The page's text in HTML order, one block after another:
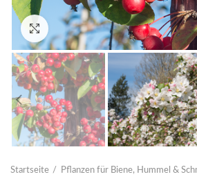
Click to enlarge
Startseite
Pflanzen für Biene, Hummel &